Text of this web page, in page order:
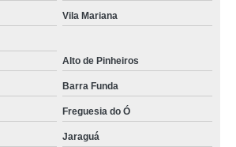
Vila Mariana
Alto de Pinheiros
Barra Funda
Freguesia do Ó
Jaraguá